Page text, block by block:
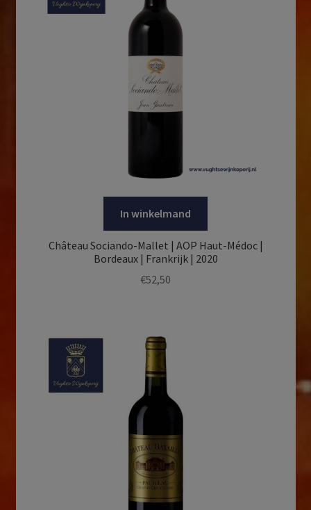
In winkelmand
Château Sociando-Mallet | AOP Haut-Médoc |
Bordeaux | Frankrijk | 2020
€52,50